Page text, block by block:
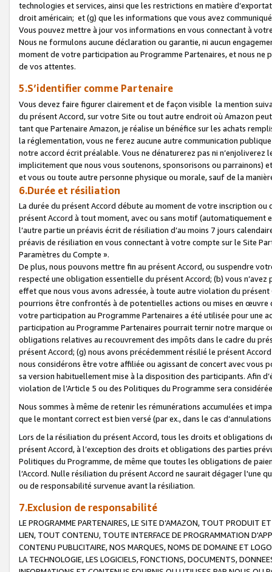
technologies et services, ainsi que les restrictions en matière
droit américain; et (g) que les informations que vous avez
Vous pouvez mettre à jour vos informations en vous connectant à
Nous ne formulons aucune déclaration ou garantie, ni aucun
moment de votre participation au Programme Partenaires, et nous
de vos attentes.
5.S’identifier comme Partenaire
Vous devez faire figurer clairement et de façon visible la mention
du présent Accord, sur votre Site ou tout autre endroit où Amazon
tant que Partenaire Amazon, je réalise un bénéfice sur les achats
la réglementation, vous ne ferez aucune autre communication
notre accord écrit préalable. Vous ne dénaturerez pas ni
implicitement que nous vous soutenons, sponsorisons ou parrainons)
et vous ou toute autre personne physique ou morale, sauf de la
6.Durée et résiliation
La durée du présent Accord débute au moment de votre inscription
présent Accord à tout moment, avec ou sans motif (automatiquement
l’autre partie un préavis écrit de résiliation d’au moins 7 jours
préavis de résiliation en vous connectant à votre compte sur le Site
Paramètres du Compte ».
De plus, nous pouvons mettre fin au présent Accord, ou suspendre
respecté une obligation essentielle du présent Accord; (b) vous
effet que nous vous avons adressée, à toute autre violation du
pourrions être confrontés à de potentielles actions ou mises en
votre participation au Programme Partenaires a été utilisée pour une
participation au Programme Partenaires pourrait ternir notre marque
obligations relatives au recouvrement des impôts dans le cadre du
présent Accord; (g) nous avons précédemment résilié le présent
nous considérons être votre affiliée ou agissant de concert avec vous
sa version habituellement mise à la disposition des participants. Afin
violation de l’Article 5 ou des Politiques du Programme sera
Nous sommes à même de retenir les rémunérations accumulées et
que le montant correct est bien versé (par ex., dans le cas
Lors de la résiliation du présent Accord, tous les droits et obligations
présent Accord, à l’exception des droits et obligations des parties
Politiques du Programme, de même que toutes les obligations de
l’Accord. Nulle résiliation du présent Accord ne saurait dégager l'une
ou de responsabilité survenue avant la résiliation.
7.Exclusion de responsabilité
LE PROGRAMME PARTENAIRES, LE SITE D’AMAZON, TOUT PRODUIT
LIEN, TOUT CONTENU, TOUTE INTERFACE DE PROGRAMMATION
CONTENU PUBLICITAIRE, NOS MARQUES, NOMS DE DOMAINE ET
LA TECHNOLOGIE, LES LOGICIELS, FONCTIONS, DOCUMENTS,